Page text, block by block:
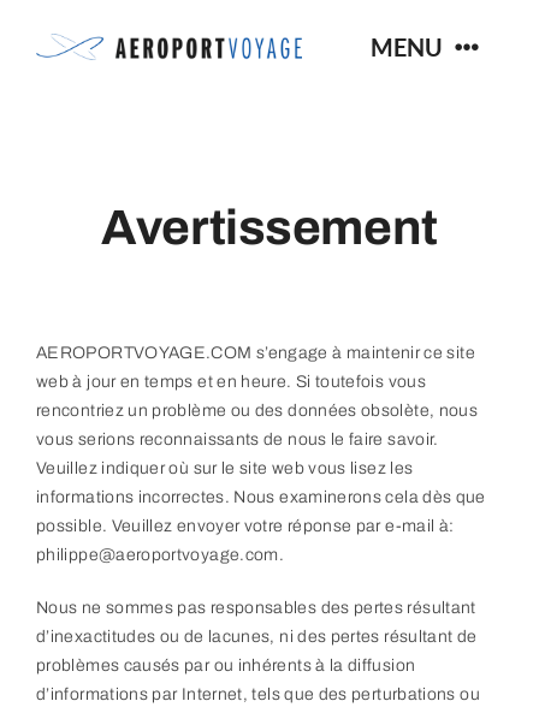
MENU
Services
FAQ
Nous Joindre
Avertissement
AEROPORTVOYAGE.COM s’engage à maintenir ce site
web à jour en temps et en heure. Si toutefois vous
rencontriez un problème ou des données obsolète, nous
vous serions reconnaissants de nous le faire savoir.
Veuillez indiquer où sur le site web vous lisez les
informations incorrectes. Nous examinerons cela dès que
possible. Veuillez envoyer votre réponse par e-mail à:
philippe@aeroportvoyage.com .
Nous ne sommes pas responsables des pertes résultant
d’inexactitudes ou de lacunes, ni des pertes résultant de
problèmes causés par ou inhérents à la diffusion
d’informations par Internet, tels que des perturbations ou